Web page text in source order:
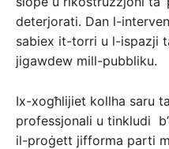
deterjorati. Dan l-
sabiex it-torri u l-ispazji
jigawdew mill-pubbliku.
Ix-xogħlijiet kollha saru
professjonali u tinkludi
il-proġett jifforma parti